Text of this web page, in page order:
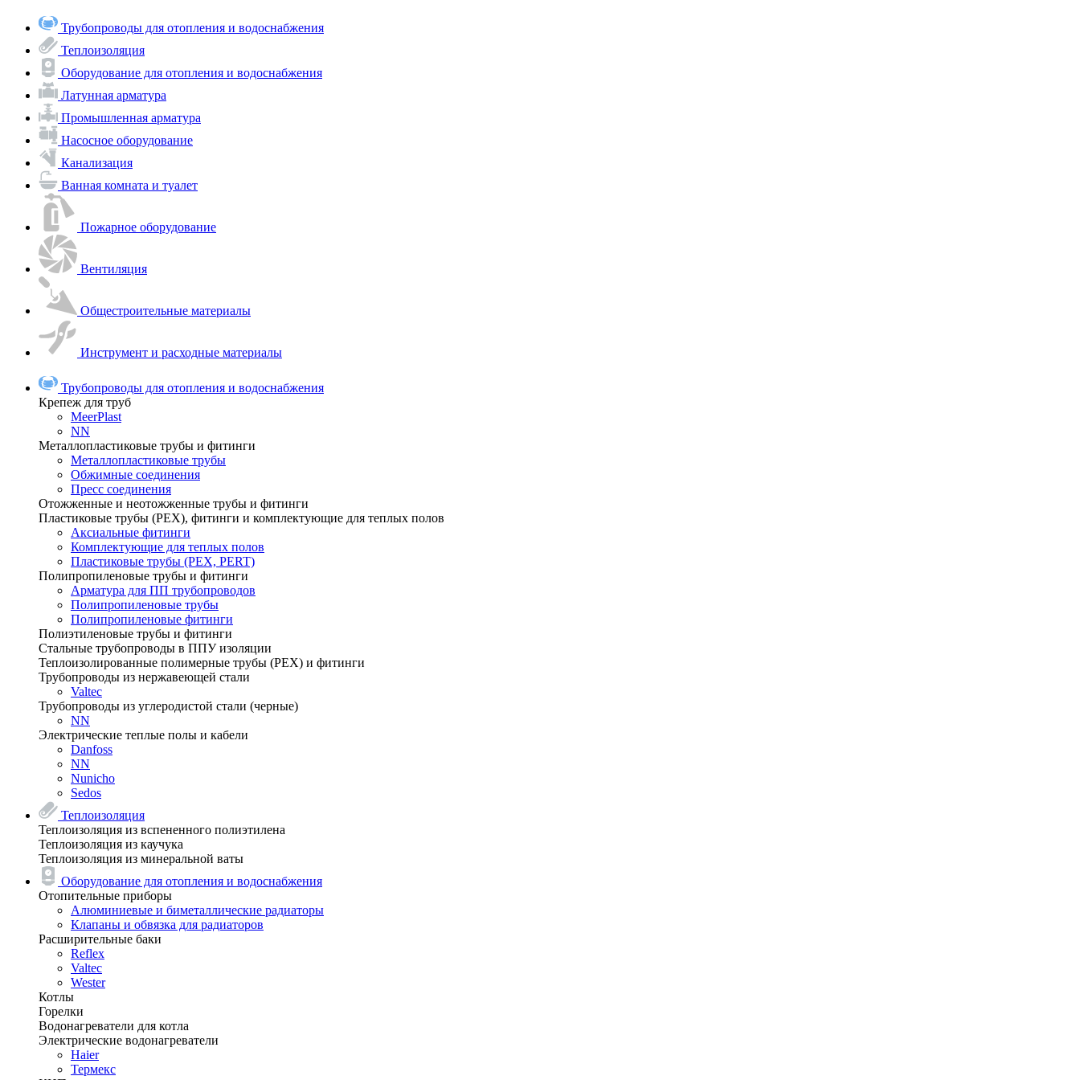
Трубопроводы для отопления и водоснабжения
Теплоизоляция
Оборудование для отопления и водоснабжения
Латунная арматура
Промышленная арматура
Насосное оборудование
Канализация
Ванная комната и туалет
Пожарное оборудование
Вентиляция
Общестроительные материалы
Инструмент и расходные материалы
Трубопроводы для отопления и водоснабжения
Крепеж для труб
MeerPlast
NN
Металлопластиковые трубы и фитинги
Металлопластиковые трубы
Обжимные соединения
Пресс соединения
Отожженные и неотожженные трубы и фитинги
Пластиковые трубы (РЕХ), фитинги и комплектующие для теплых полов
Аксиальные фитинги
Комплектующие для теплых полов
Пластиковые трубы (РЕХ, PERT)
Полипропиленовые трубы и фитинги
Арматура для ПП трубопроводов
Полипропиленовые трубы
Полипропиленовые фитинги
Полиэтиленовые трубы и фитинги
Стальные трубопроводы в ППУ изоляции
Теплоизолированные полимерные трубы (РЕХ) и фитинги
Трубопроводы из нержавеющей стали
Valtec
Трубопроводы из углеродистой стали (черные)
NN
Электрические теплые полы и кабели
Danfoss
NN
Nunicho
Sedos
Теплоизоляция
Теплоизоляция из вспененного полиэтилена
Теплоизоляция из каучука
Теплоизоляция из минеральной ваты
Оборудование для отопления и водоснабжения
Отопительные приборы
Алюминиевые и биметаллические радиаторы
Клапаны и обвязка для радиаторов
Расширительные баки
Reflex
Valtec
Wester
Котлы
Горелки
Водонагреватели для котла
Электрические водонагреватели
Haier
Термекс